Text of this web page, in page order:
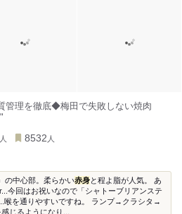
管理を徹底◆梅田で失敗しない焼肉
人 8532 人
の中心部。柔らかい赤身と程よ脂が人気。 あ
今回はお祝いなので「シャトーブリアンステ
喉を通りやすいですね。 ランプ→クラシタ→
じるようになり...